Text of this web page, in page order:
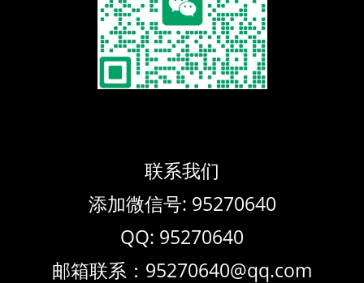
联系我们
添加微信号: 95270640
QQ: 95270640
邮箱联系：95270640@qq.com